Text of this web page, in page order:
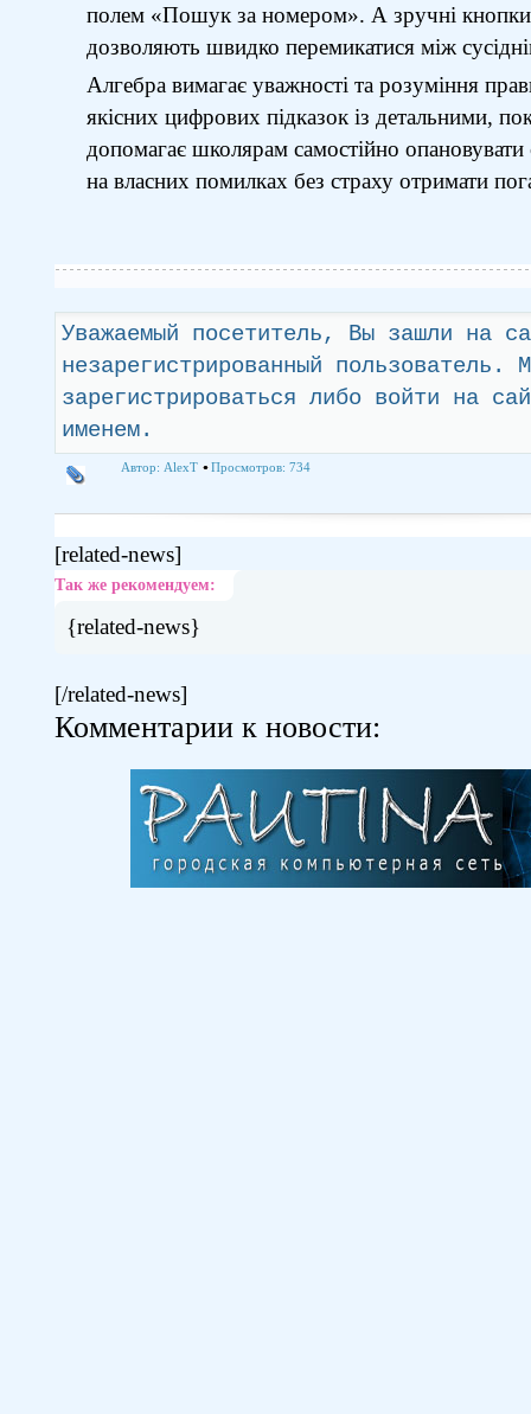
полем «Пошук за номером». А зручні кнопки
дозволяють швидко перемикатися між
Алгебра вимагає уважності та розуміння
якісних цифрових підказок із детальними,
допомагає школярам самостійно опановувати
на власних помилках без страху отримати
Уважаемый посетитель, Вы зашли на
незарегистрированный пользователь.
зарегистрироваться либо войти на
именем.
Автор: AlexT Просмотров: 734
[related-news]
Так же рекомендуем:
{related-news}
[/related-news]
Комментарии к новости: